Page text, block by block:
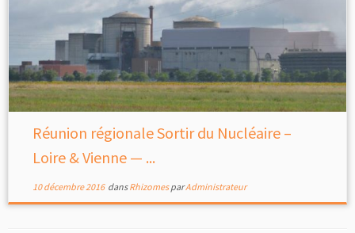
Réunion régionale Sortir du Nucléaire –
Loire & Vienne — ...
10 décembre 2016dansRhizomesparAdministrateur